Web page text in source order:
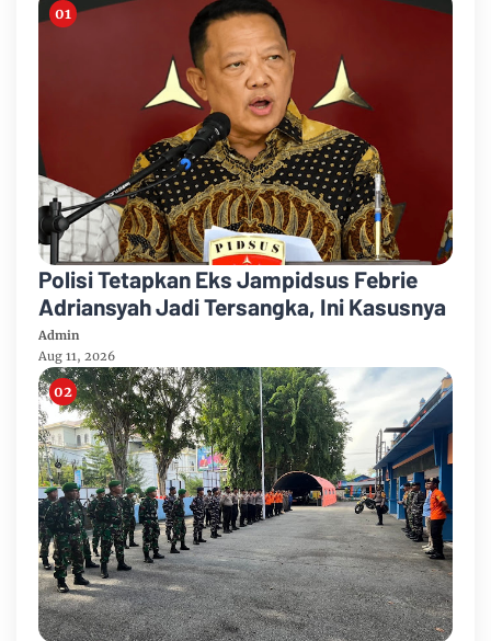
Polisi Tetapkan Eks Jampidsus Febrie
Adriansyah Jadi Tersangka, Ini Kasusnya
Admin
Aug 11, 2026